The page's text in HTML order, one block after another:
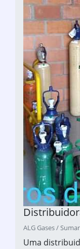
ALG Gases /
Uma